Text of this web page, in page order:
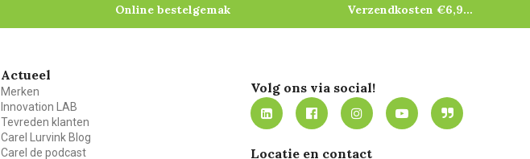
Online bestelgemak Verzendkosten €6,95 – gratis bij je eerste bestelling vanaf €200
Actueel
Merken
Innovation LAB
Tevreden klanten
Carel Lurvink Blog
Carel de podcast
Volg ons via social!
Locatie en contact